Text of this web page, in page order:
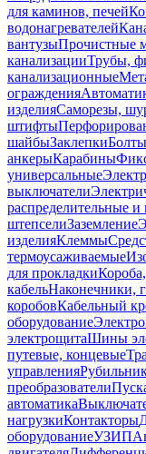
для каминов, печей
водонагревателей
вантузыПрочистные
канализацииТрубы,
канализационные
ограждения
изделияСаморезы,
штифты
шайбыЗаклепки
анкерыКарабины
универсальные
выключатели
распределительные и
штепселиЗаземление
изделияКлеммы
термоусаживаемые
для прокладки
кабельНаконечники,
коробовКабельный
оборудование
электрощитаШины
путевые, концевые
управления
преобразователи
автоматика
нагрузкиКонтакторы
оборудованиеУЗИП